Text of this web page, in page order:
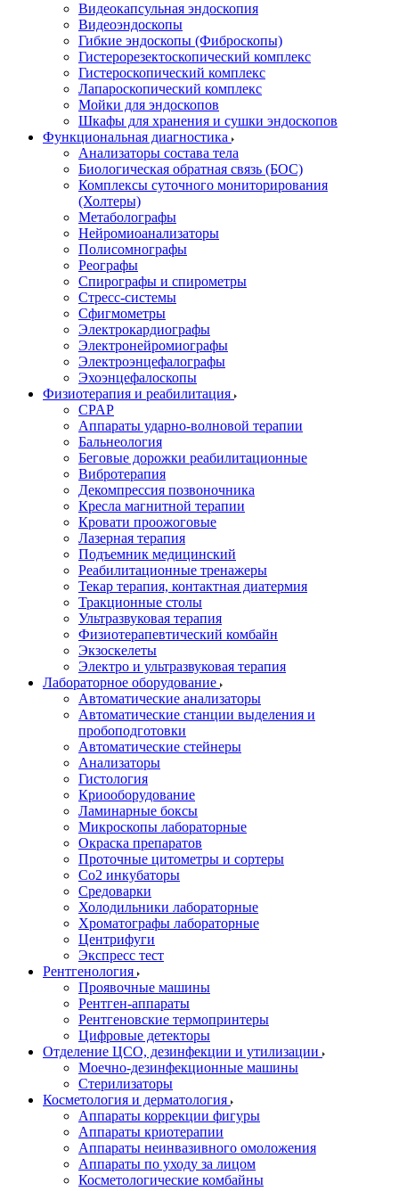
Видеокапсульная эндоскопия
Видеоэндоскопы
Гибкие эндоскопы (Фиброcкопы)
Гистерорезектоскопический комплекс
Гистероскопический комплекс
Лапароскопический комплекс
Мойки для эндоскопов
Шкафы для хранения и сушки эндоскопов
Функциональная диагностика
Анализаторы состава тела
Биологическая обратная связь (БОС)
Комплексы суточного мониторирования
(Холтеры)
Метаболографы
Нейромиоанализаторы
Полисомнографы
Реографы
Спирографы и спирометры
Стресс-системы
Сфигмометры
Электрокардиографы
Электронейромиографы
Электроэнцефалографы
Эхоэнцефалоскопы
Физиотерапия и реабилитация
CPAP
Аппараты ударно-волновой терапии
Бальнеология
Беговые дорожки реабилитационные
Вибротерапия
Декомпрессия позвоночника
Кресла магнитной терапии
Кровати проожоговые
Лазерная терапия
Подъемник медицинский
Реабилитационные тренажеры
Текар терапия, контактная диатермия
Тракционные столы
Ультразвуковая терапия
Физиотерапевтический комбайн
Экзоскелеты
Электро и ультразвуковая терапия
Лабораторное оборудование
Автоматические анализаторы
Автоматические станции выделения и
пробоподготовки
Автоматические стейнеры
Анализаторы
Гистология
Криооборудование
Ламинарные боксы
Микроскопы лабораторные
Окраска препаратов
Проточные цитометры и сортеры
Со2 инкубаторы
Средоварки
Холодильники лабораторные
Хроматографы лабораторные
Центрифуги
Экспресс тест
Рентгенология
Проявочные машины
Рентген-аппараты
Рентгеновские термопринтеры
Цифровые детекторы
Отделение ЦСО, дезинфекции и утилизации
Моечно-дезинфекционные машины
Стерилизаторы
Косметология и дерматология
Аппараты коррекции фигуры
Аппараты криотерапии
Аппараты неинвазивного омоложения
Аппараты по уходу за лицом
Косметологические комбайны